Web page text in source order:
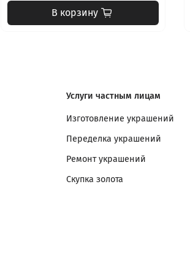
В корзину
Услуги частным лицам
Изготовление украшений
Переделка украшений
Ремонт украшений
Скупка золота